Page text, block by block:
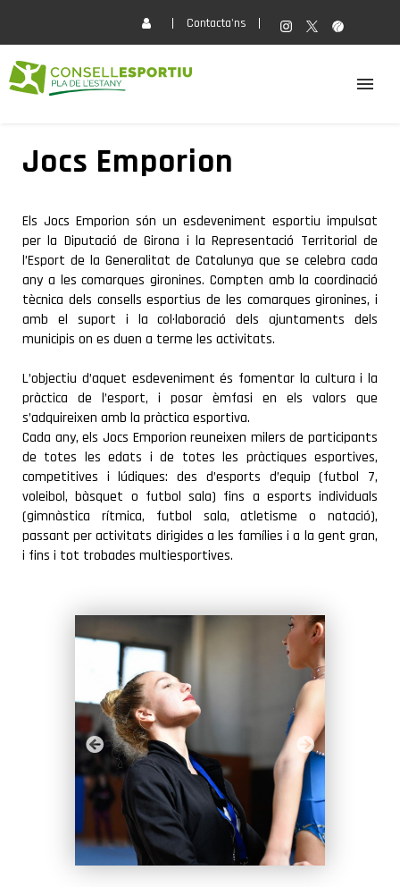
Contacta'ns
EL CONSELL
SERVEIS
FORMACIÓ
COMARCA
Jocs Emporion
Els Jocs Emporion són un esdeveniment esportiu impulsat
per la Diputació de Girona i la Representació Territorial de
l’Esport de la Generalitat de Catalunya que se celebra cada
any a les comarques gironines. Compten amb la coordinació
tècnica dels consells esportius de les comarques gironines, i
amb el suport i la col·laboració dels ajuntaments dels
municipis on es duen a terme les activitats.
L’objectiu d’aquet esdeveniment és fomentar la cultura i la
pràctica de l’esport, i posar èmfasi en els valors que
s’adquireixen amb la pràctica esportiva.
Cada any, els Jocs Emporion reuneixen milers de participants
de totes les edats i de totes les pràctiques esportives,
competitives i lúdiques: des d’esports d’equip (futbol 7,
voleibol, bàsquet o futbol sala) fins a esports individuals
(gimnàstica rítmica, futbol sala, atletisme o natació),
passant per activitats dirigides a les famílies i a la gent gran,
i fins i tot trobades multiesportives.